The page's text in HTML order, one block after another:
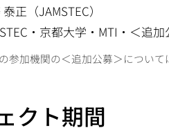
正（JAMSTEC）
・京都大学・MTI・＜追加
参加機関の＜追加公募＞について
クト期間